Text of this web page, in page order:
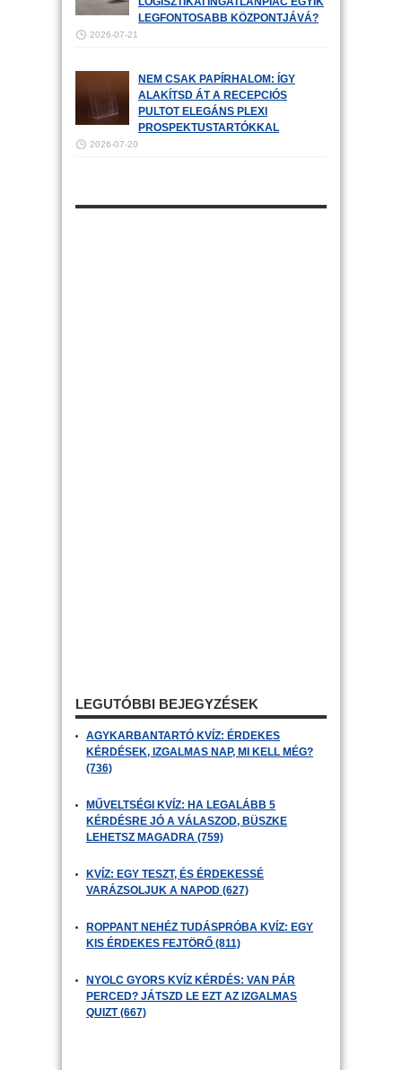
LEGFONTOSABB KÖZPONTJÁVÁ?
2026-07-21
NEM CSAK PAPÍRHALOM: ÍGY
ALAKÍTSD ÁT A RECEPCIÓS
PULTOT ELEGÁNS PLEXI
PROSPEKTUSTARTÓKKAL
2026-07-20
LEGUTÓBBI BEJEGYZÉSEK
AGYKARBANTARTÓ KVÍZ: ÉRDEKES
KÉRDÉSEK, IZGALMAS NAP, MI KELL MÉG?
(736)
MŰVELTSÉGI KVÍZ: HA LEGALÁBB 5
KÉRDÉSRE JÓ A VÁLASZOD, BÜSZKE
LEHETSZ MAGADRA (759)
KVÍZ: EGY TESZT, ÉS ÉRDEKESSÉ
VARÁZSOLJUK A NAPOD (627)
ROPPANT NEHÉZ TUDÁSPRÓBA KVÍZ: EGY
KIS ÉRDEKES FEJTÖRŐ (811)
NYOLC GYORS KVÍZ KÉRDÉS: VAN PÁR
PERCED? JÁTSZD LE EZT AZ IZGALMAS
QUIZT (667)